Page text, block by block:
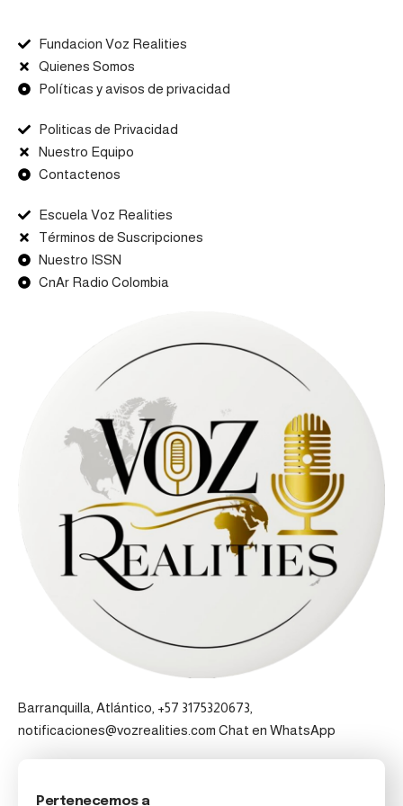
Fundacion Voz Realities
Quienes Somos
Políticas y avisos de privacidad
Politicas de Privacidad
Nuestro Equipo
Contactenos
Escuela Voz Realities
Términos de Suscripciones
Nuestro ISSN
CnAr Radio Colombia
Barranquilla, Atlántico, +57 3175320673,
notificaciones@vozrealities.com Chat en WhatsApp
Pertenecemos a